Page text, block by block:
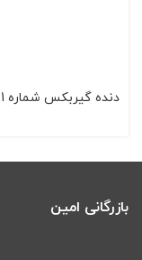
دنده گیربکس شماره 1 پراید
بازرگانی امین